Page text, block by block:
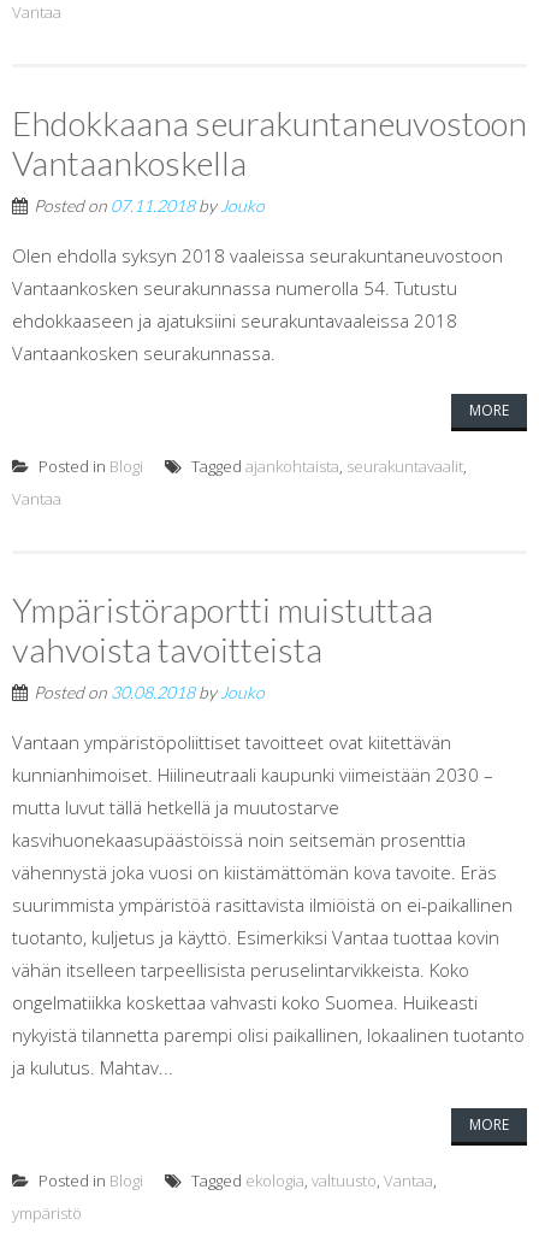
Vantaa
Ehdokkaana seurakuntaneuvostoon
Vantaankoskella
Posted on 07.11.2018by Jouko
Olen ehdolla syksyn 2018 vaaleissa seurakuntaneuvostoon
Vantaankosken seurakunnassa numerolla 54. Tutustu
ehdokkaaseen ja ajatuksiini seurakuntavaaleissa 2018
Vantaankosken seurakunnassa.
MORE
Posted in Blogi Tagged ajankohtaista, seurakuntavaalit,
Vantaa
Ympäristöraportti muistuttaa
vahvoista tavoitteista
Posted on 30.08.2018by Jouko
Vantaan ympäristöpoliittiset tavoitteet ovat kiitettävän
kunnianhimoiset. Hiilineutraali kaupunki viimeistään 2030 –
mutta luvut tällä hetkellä ja muutostarve
kasvihuonekaasupäästöissä noin seitsemän prosenttia
vähennystä joka vuosi on kiistämättömän kova tavoite. Eräs
suurimmista ympäristöä rasittavista ilmiöistä on ei-paikallinen
tuotanto, kuljetus ja käyttö. Esimerkiksi Vantaa tuottaa kovin
vähän itselleen tarpeellisista peruselintarvikkeista. Koko
ongelmatiikka koskettaa vahvasti koko Suomea. Huikeasti
nykyistä tilannetta parempi olisi paikallinen, lokaalinen tuotanto
ja kulutus. Mahtav...
MORE
Posted in Blogi Tagged ekologia, valtuusto, Vantaa,
ympäristö